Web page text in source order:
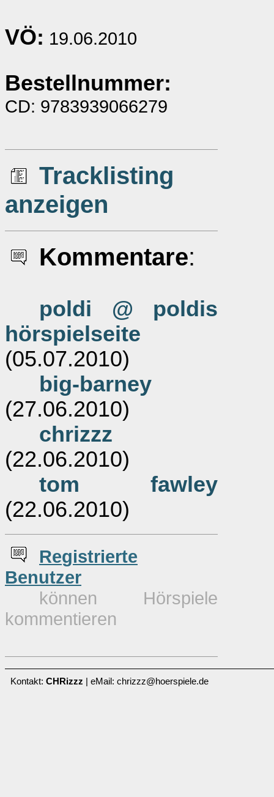
VÖ: 19.06.2010
Bestellnummer:
CD: 9783939066279
Tracklisting
anzeigen
Kommentare:
poldi @ poldis
hörspielseite
(05.07.2010)
big-barney
(27.06.2010)
chrizzz
(22.06.2010)
tom fawley
(22.06.2010)
Registrierte
Benutzer
können Hörspiele
kommentieren
Kontakt: CHRizzz | eMail: chrizzz@hoerspiele.de